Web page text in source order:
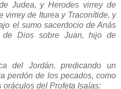
Judea, y Herodes virrey de
virrey de Iturea y Traconítide, y
el sumo sacerdocio de Anás
Dios sobre Juan, hijo de
del Jordán, predicando un
perdón de los pecados, como
del Profeta Isaías: